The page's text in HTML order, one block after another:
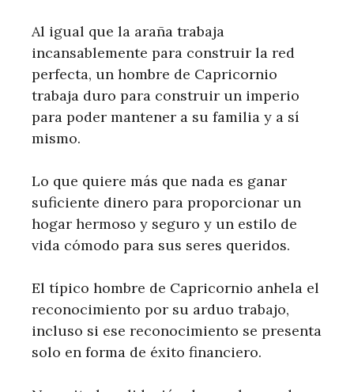
Al igual que la araña trabaja
incansablemente para construir la red
perfecta, un hombre de Capricornio
trabaja duro para construir un imperio
para poder mantener a su familia y a sí
mismo.
Lo que quiere más que nada es ganar
suficiente dinero para proporcionar un
hogar hermoso y seguro y un estilo de
vida cómodo para sus seres queridos.
El típico hombre de Capricornio anhela el
reconocimiento por su arduo trabajo,
incluso si ese reconocimiento se presenta
solo en forma de éxito financiero.